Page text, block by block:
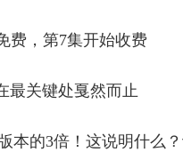
费，第7集开始收费
最关键处戛然而止
本的3倍！这说明什么